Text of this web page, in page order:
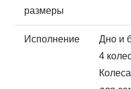
размеры
Исполнение
Дно и
4